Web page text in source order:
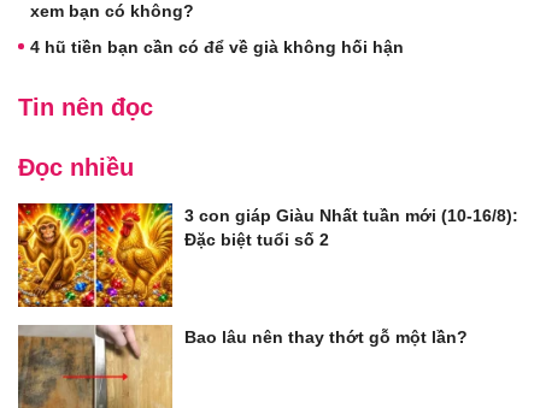
xem bạn có không?
4 hũ tiền bạn cần có để về già không hối hận
Tin nên đọc
Đọc nhiều
3 con giáp Giàu Nhất tuần mới (10-16/8):
Đặc biệt tuổi số 2
Bao lâu nên thay thớt gỗ một lần?